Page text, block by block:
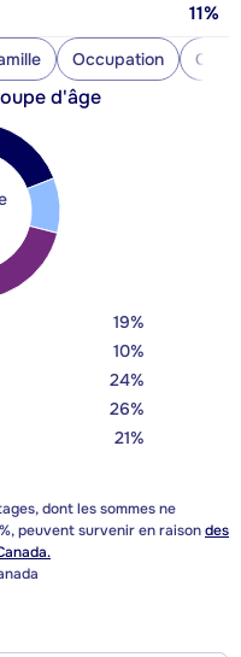
11%
Occupation
d'âge
19%
10%
24%
26%
21%
dont les sommes ne
peuvent survenir en raisondes